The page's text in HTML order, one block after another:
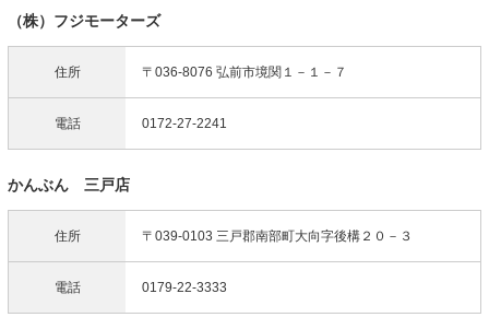
（株）フジモーターズ
住所 〒036-8076 弘前市境関１－１－７
電話 0172-27-2241
かんぶん 三戸店
住所 〒039-0103 三戸郡南部町大向字後構２０－３
電話 0179-22-3333